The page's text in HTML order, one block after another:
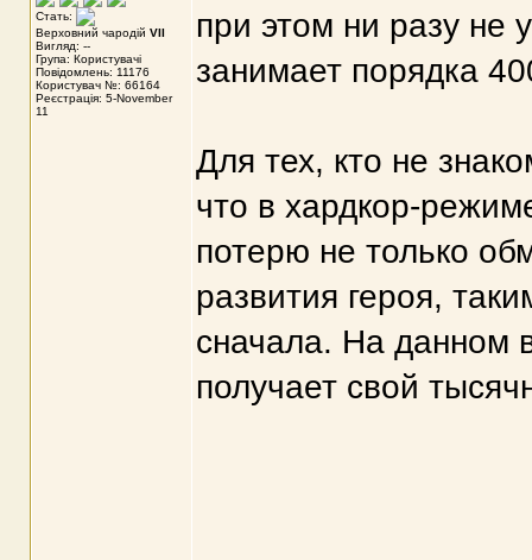
Стать:
Верховний чародій VII
Вигляд: --
Група: Користувачі
Повідомлень: 11176
Користувач №: 66164
Реєстрація: 5-November
11
при этом ни разу не
занимает порядка
Для тех, кто не
что в хардкор-
потерю не только
развития героя,
сначала. На данном
получает свой